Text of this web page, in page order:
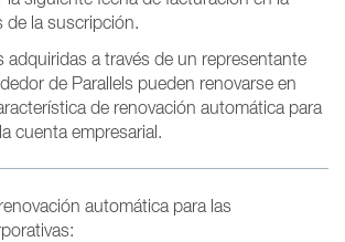
de la suscripción.
adquiridas a través de un representante
de Parallels pueden renovarse en
de renovación automática para
cuenta empresarial.
automática para las